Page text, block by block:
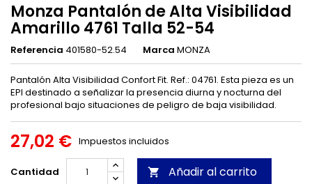
Monza Pantalón de Alta Visibilidad
Amarillo 4761 Talla 52-54
Referencia 401580-52.54 Marca MONZA
Pantalón Alta Visibilidad Confort Fit. Ref.: 04761. Esta pieza es un
EPI destinado a señalizar la presencia diurna y nocturna del
profesional bajo situaciones de peligro de baja visibilidad.
27,02 € Impuestos incluidos
Cantidad  Añadir al carrito